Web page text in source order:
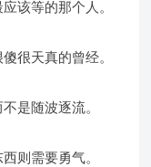
该等的那个人。
很天真的曾经。
是随波逐流。
则需要勇气。